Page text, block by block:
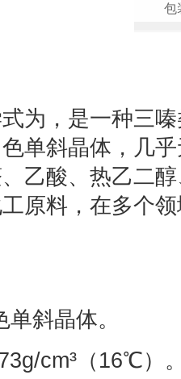
包
为，是一种三
单斜晶体，几
乙酸、热乙二
原料，在多个
斜晶体。
cm³（16℃）